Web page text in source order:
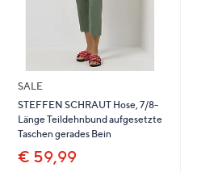
SALE
STEFFEN SCHRAUT Hose, 7/8-
Länge Teildehnbund aufgesetzte
Taschen gerades Bein
€ 59,99